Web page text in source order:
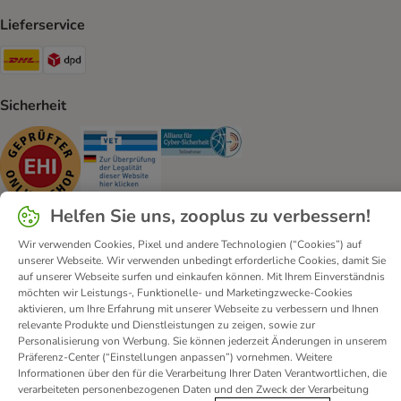
Lieferservice
DHL Shipping Method
Sicherheit
Security Security
Kontakt Versandkosten und Lieferzeit
Impressum
Allgemeine Geschäftsbedingungen
Digital Services Act
Vertrag widerrufen
Entsorgungs- und Umweltbestimmungen
Zahlungsarten
Über uns Partnerprogramme
Karriere
Corporate Website
Datenschutz Erklärung zur Barrierefreiheit
Helfen Sie uns, zooplus zu verbessern!
Wir verwenden Cookies, Pixel und andere Technologien (“Cookies”) auf
unserer Webseite. Wir verwenden unbedingt erforderliche Cookies, damit Sie
auf unserer Webseite surfen und einkaufen können. Mit Ihrem Einverständnis
möchten wir Leistungs-, Funktionelle- und Marketingzwecke-Cookies
aktivieren, um Ihre Erfahrung mit unserer Webseite zu verbessern und Ihnen
relevante Produkte und Dienstleistungen zu zeigen, sowie zur
Personalisierung von Werbung. Sie können jederzeit Änderungen in unserem
Präferenz-Center (“Einstellungen anpassen”) vornehmen. Weitere
Informationen über den für die Verarbeitung Ihrer Daten Verantwortlichen, die
verarbeiteten personenbezogenen Daten und den Zweck der Verarbeitung